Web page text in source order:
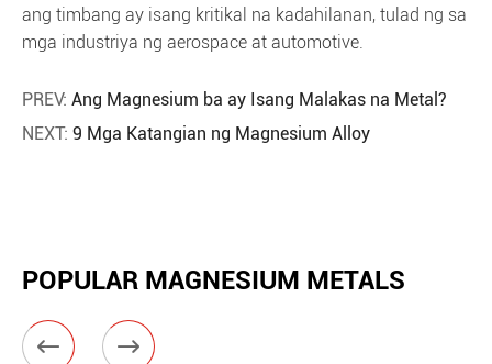
ang timbang ay isang kritikal na kadahilanan, tulad ng sa
mga industriya ng aerospace at automotive.
PREV: Ang Magnesium ba ay Isang Malakas na Metal?
NEXT: 9 Mga Katangian ng Magnesium Alloy
POPULAR MAGNESIUM METALS
 